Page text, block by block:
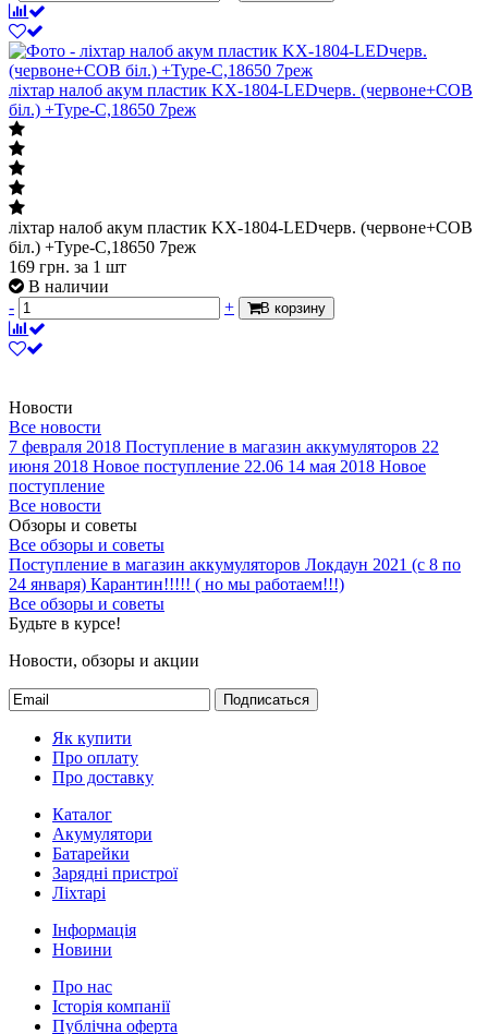
ліхтар налоб акум пластик KX-1804-LEDчерв. (червоне+СОВ
біл.) +Type-C,18650 7реж
ліхтар налоб акум пластик KX-1804-LEDчерв. (червоне+СОВ
біл.) +Type-C,18650 7реж
169 грн. за 1 шт
В наличии
-
+ В корзину
Новости
Все новости
7 февраля 2018 Поступление в магазин аккумуляторов 22
июня 2018 Новое поступление 22.06 14 мая 2018 Новое
поступление
Все новости
Обзоры и советы
Все обзоры и советы
Поступление в магазин аккумуляторов Локдаун 2021 (с 8 по
24 января) Карантин!!!!! ( но мы работаем!!!)
Все обзоры и советы
Будьте в курсе!
Новости, обзоры и акции
Подписаться
Як купити
Про оплату
Про доставку
Каталог
Акумулятори
Батарейки
Зарядні пристрої
Ліхтарі
Інформація
Новини
Про нас
Історія компанії
Публічна оферта